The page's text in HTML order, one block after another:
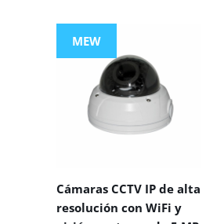
MEW
Cámaras CCTV IP de alta
resolución con WiFi y